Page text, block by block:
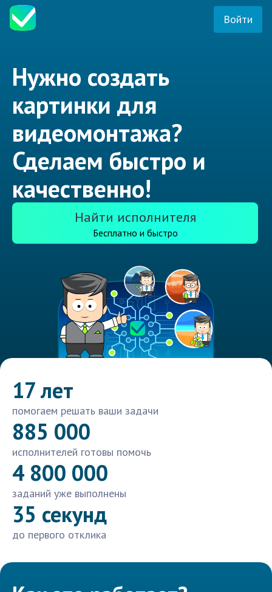
Войти
Нужно создать
картинки для
видеомонтажа?
Сделаем быстро и
качественно!
Найти исполнителя
Бесплатно и быстро
17 лет
помогаем решать ваши задачи
885 000
исполнителей готовы помочь
4 800 000
заданий уже выполнены
35 секунд
до первого отклика